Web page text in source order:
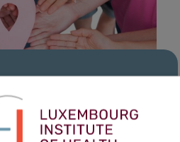
inclusive des patients
le retour au travail
du sein